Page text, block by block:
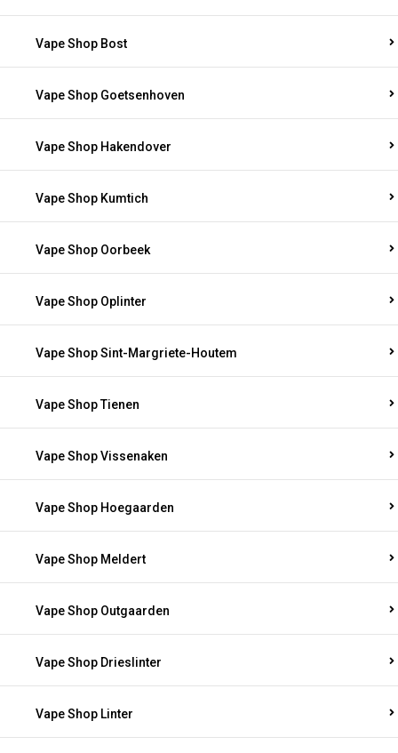
Vape Shop Bost
Vape Shop Goetsenhoven
Vape Shop Hakendover
Vape Shop Kumtich
Vape Shop Oorbeek
Vape Shop Oplinter
Vape Shop Sint-Margriete-Houtem
Vape Shop Tienen
Vape Shop Vissenaken
Vape Shop Hoegaarden
Vape Shop Meldert
Vape Shop Outgaarden
Vape Shop Drieslinter
Vape Shop Linter